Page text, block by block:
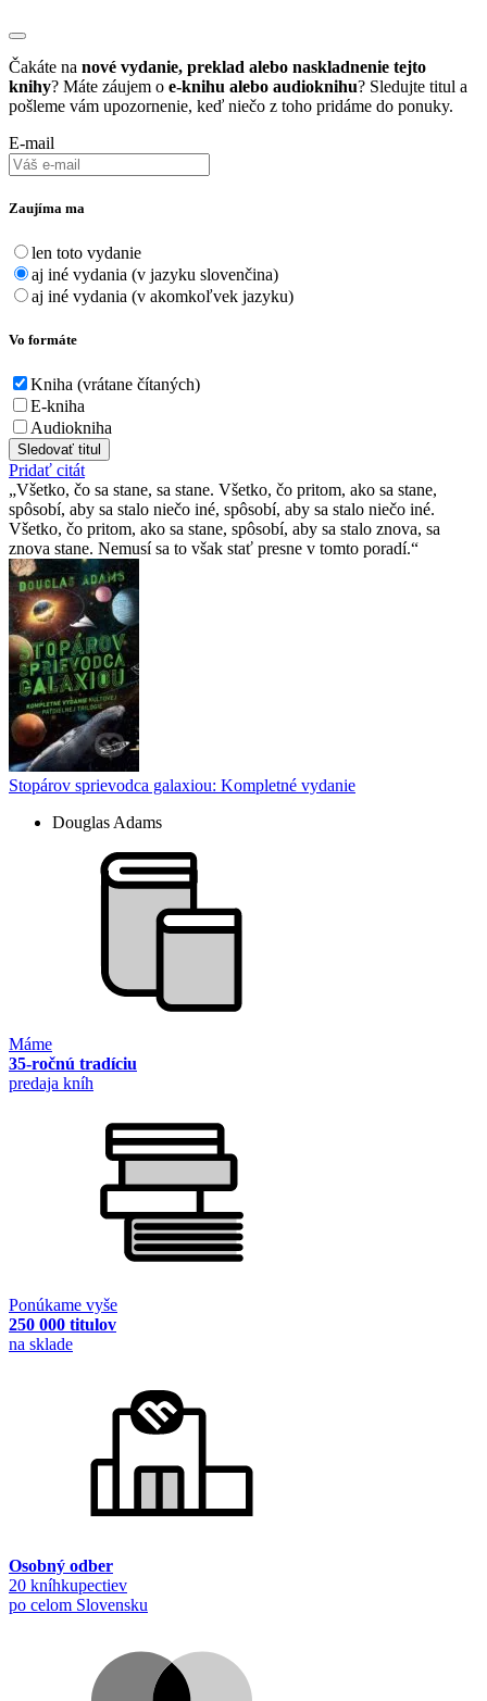
Čakáte na nové vydanie, preklad alebo naskladnenie tejto
knihy? Máte záujem o e-knihu alebo audioknihu? Sledujte titul a
pošleme vám upozornenie, keď niečo z toho pridáme do ponuky.
E-mail
Zaujíma ma
len toto vydanie
aj iné vydania (v jazyku slovenčina)
aj iné vydania (v akomkoľvek jazyku)
Vo formáte
Kniha (vrátane čítaných)
E-kniha
Audiokniha
Sledovať titul
Pridať citát
Všetko, čo sa stane, sa stane. Všetko, čo pritom, ako sa stane,
spôsobí, aby sa stalo niečo iné, spôsobí, aby sa stalo niečo iné.
Všetko, čo pritom, ako sa stane, spôsobí, aby sa stalo znova, sa
znova stane. Nemusí sa to však stať presne v tomto poradí.
Stopárov sprievodca galaxiou: Kompletné vydanie
Douglas Adams
Máme
35-ročnú tradíciu
predaja kníh
Ponúkame vyše
250 000 titulov
na sklade
Osobný odber
20 kníhkupectiev
po celom Slovensku